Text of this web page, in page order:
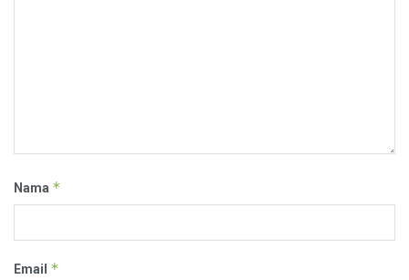
Nama *
Email *